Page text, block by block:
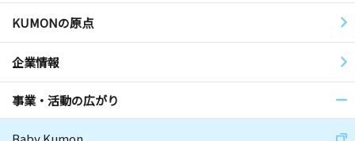
KUMONの原点
企業情報
事業・活動の広がり